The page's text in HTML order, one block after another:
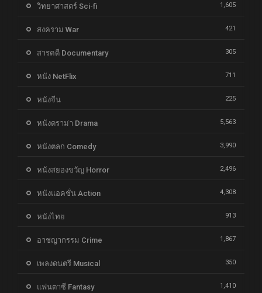
วิทยาศาสตร์ Sci-fi 1,605
สงคราม War 421
สารคดี Documentary 305
หนัง NetFlix 711
หนังจีน 225
หนังดราม่า Drama 5,563
หนังตลก Comedy 3,990
หนังสยองขวัญ Horror 2,496
หนังแอคชั่น Action 4,308
หนังไทย 913
อาชญากรรม Crime 1,867
เพลงดนตรี Musical 350
แฟนตาซี Fantasy 1,410